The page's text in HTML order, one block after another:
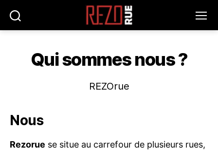
REZOrue
Qui sommes nous ?
REZOrue
Nous
Rezorue se situe au carrefour de plusieurs rues,